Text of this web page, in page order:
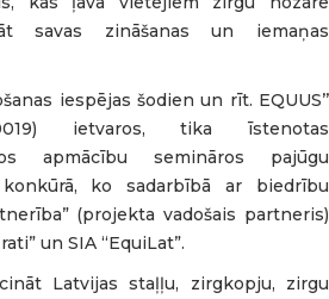
savas zināšanas un iemaņas
iespējas šodien un rīt. EQUUS’’
ietvaros, tika īstenotas
apmācību semināros pajūgu
ko sadarbībā ar biedrību
(projekta vadošais partneris)
un SIA “EquiLat”.
Latvijas staļļu, zirgkopju, zirgu